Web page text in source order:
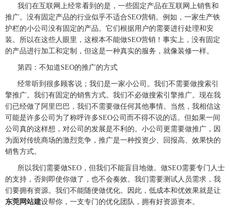
我们在互联网上经常看到的是，一些固定产品在互联网上销售和
推广。没有固定产品的行业似乎不适合SEO营销。例如，一家生产铁
护栏的小公司没有固定的产品。它们根据用户的需要进行处理和安
装。所以在这些人眼里，这根本不能做SEO营销！事实上，没有固定
的产品进行加工和定制，但这是一种真实的服务，就像装修一样。
第四：不知道SEO的推广的方式
经常听到很多顾客说；我们是一家小公司。我们不需要做搜索引
擎推广。我们有固定的销售方式。我们不必做搜索引擎推广。现在我
们已经做了阿里巴巴，我们不需要做任何其他事情。当然，我相信这
可能是许多公司为了称呼许多SEO公司而不得不说的话。但如果一间
公司真的这样想，对公司的发展是不利的。小公司更需要做推广，因
为面对传统商场的激烈竞争，推广是一种投资少、回报高、效果快的
销售方式。
所以我们需要做SEO，但我们不能盲目地做。做SEO需要专门人士
的支持，否则即使你做了，也不会奏效。我们需要测试人员需求，我
们要拥有资源。我们不能随便做优化。因此，低成本和优效果就是让
东莞网站建设帮你，一支专门的优化团队，拥有好资源资本。